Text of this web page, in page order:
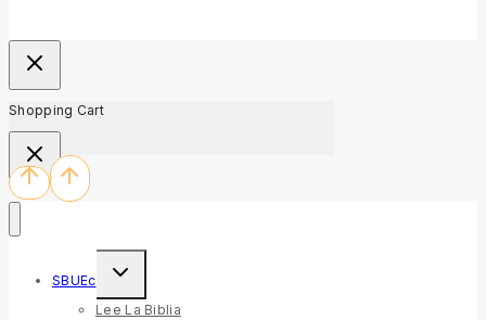
Shopping Cart
SBUEc
Lee La Biblia